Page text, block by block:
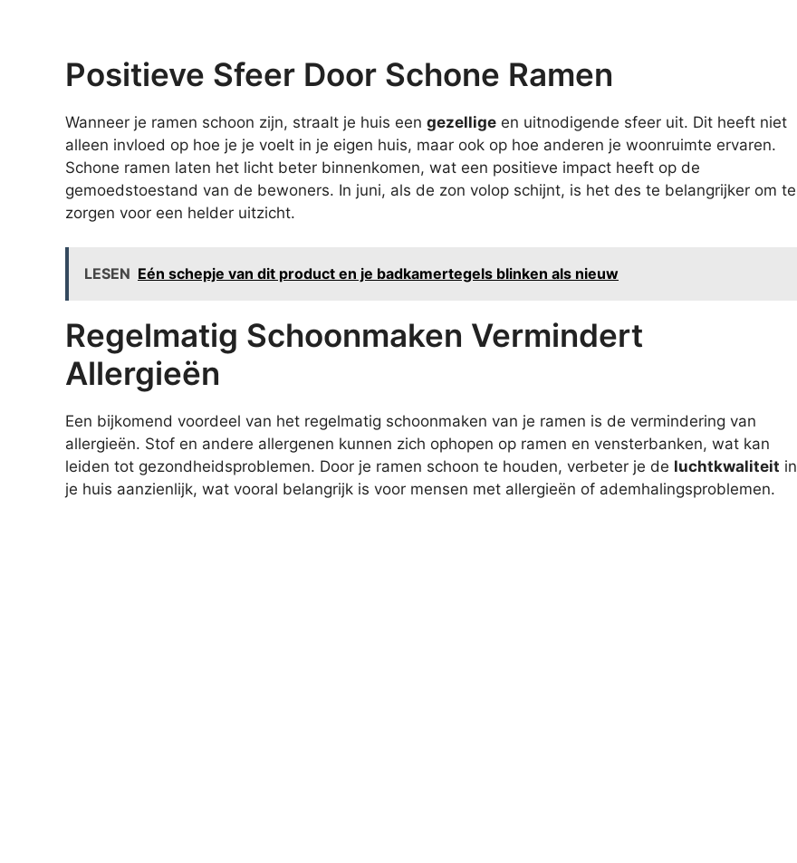
Positieve Sfeer Door Schone Ramen
Wanneer je ramen schoon zijn, straalt je huis een gezellige en uitnodigende sfeer uit. Dit heeft niet
alleen invloed op hoe je je voelt in je eigen huis, maar ook op hoe anderen je woonruimte ervaren.
Schone ramen laten het licht beter binnenkomen, wat een positieve impact heeft op de
gemoedstoestand van de bewoners. In juni, als de zon volop schijnt, is het des te belangrijker om te
zorgen voor een helder uitzicht.
LESEN Eén schepje van dit product en je badkamertegels blinken als nieuw
Regelmatig Schoonmaken Vermindert
Allergieën
Een bijkomend voordeel van het regelmatig schoonmaken van je ramen is de vermindering van
allergieën. Stof en andere allergenen kunnen zich ophopen op ramen en vensterbanken, wat kan
leiden tot gezondheidsproblemen. Door je ramen schoon te houden, verbeter je de luchtkwaliteit in
je huis aanzienlijk, wat vooral belangrijk is voor mensen met allergieën of ademhalingsproblemen.